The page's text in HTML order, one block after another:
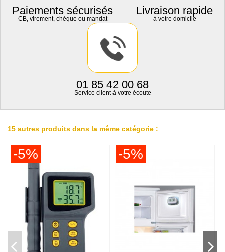
Paiements sécurisés
CB, virement, chèque ou mandat
Livraison rapide
à votre domicile
01 85 42 00 68
Service client à votre écoute
15 autres produits dans la même catégorie :
-5% -5%